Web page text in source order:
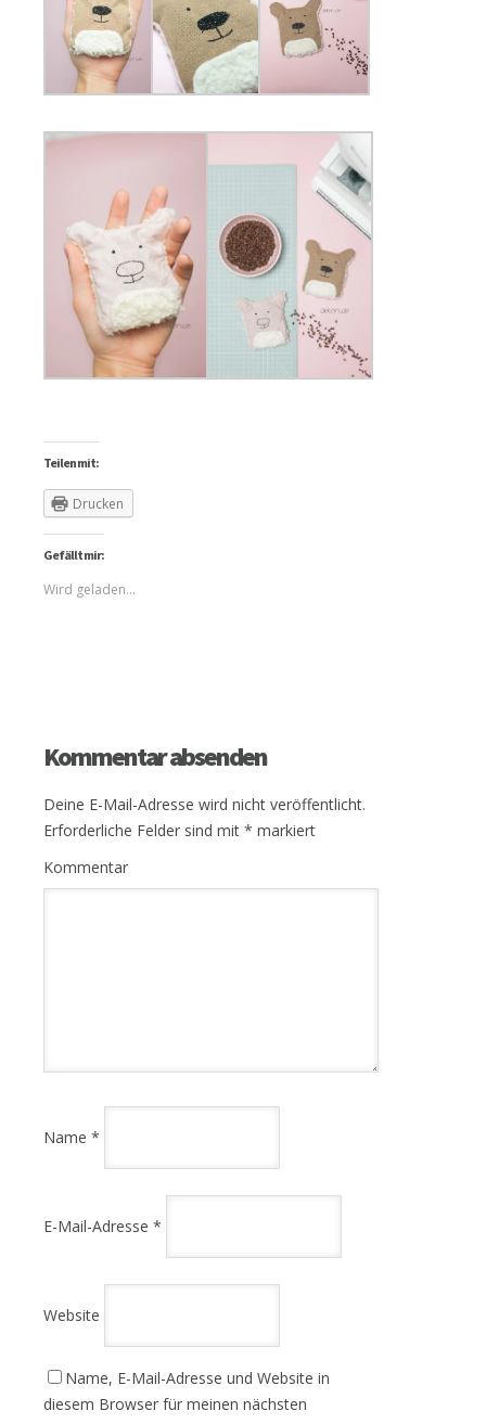
Teilen mit:
Drucken
Gefällt mir:
Wird geladen...
Kommentar absenden
Deine E-Mail-Adresse wird nicht veröffentlicht.
Erforderliche Felder sind mit * markiert
Kommentar
Name *
E-Mail-Adresse *
Website
Name, E-Mail-Adresse und Website in
diesem Browser für meinen nächsten